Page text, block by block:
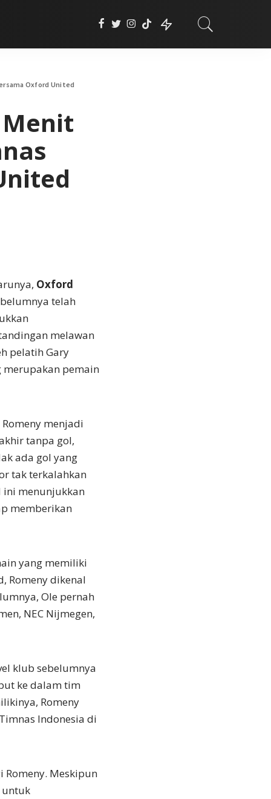
Oxford United
Oxford
telah
melawan
pelatih Gary
merupakan pemain
menjadi
tanpa gol,
ada gol yang
tak terkalahkan
ini menunjukkan
memberikan
yang memiliki
Romeny dikenal
Ole pernah
NEC Nijmegen,
klub sebelumnya
ke dalam tim
Romeny
Indonesia di
Meskipun
untuk